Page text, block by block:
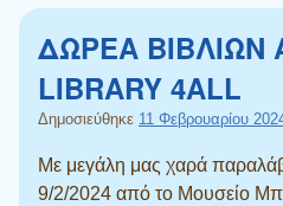
ΔΩΡΕΑ ΒΙΒΛΙΩΝ
LIBRARY 4ALL
Δημοσιεύθηκε 11 Φεβρουαρίου
Με μεγάλη μας χαρά
9/2/2024 από το Μουσείο